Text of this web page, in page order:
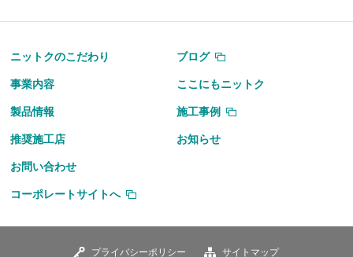
ニットクのこだわり ブログ
事業内容 ここにもニットク
製品情報 施工事例
推奨施工店 お知らせ
お問い合わせ
コーポレートサイトへ
プライバシーポリシー サイトマップ